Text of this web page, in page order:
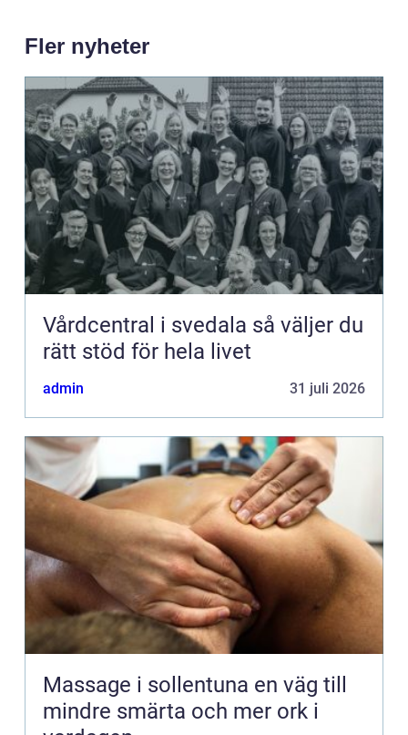
Fler nyheter
Vårdcentral i svedala så väljer du
rätt stöd för hela livet
admin 31 juli 2026
Massage i sollentuna en väg till
mindre smärta och mer ork i